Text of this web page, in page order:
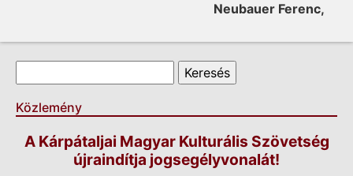
Neubauer Ferenc,
Keresés űrlap
Közlemény
A Kárpátaljai Magyar Kulturális Szövetség
újraindítja jogsegélyvonalát!